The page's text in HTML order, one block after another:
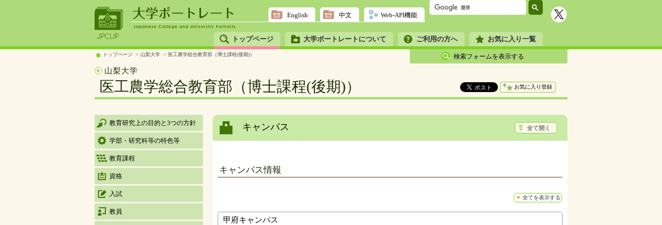
English 中文 Web-API機能
トップページ 大学ポートレートについて ご利用の方へ お気に入り一覧
トップページ 山梨大学 医工農学総合教育部（博士課程(後期)） 検索フォームを表示する
山梨大学
医工農学総合教育部（博士課程(後期)） お気に入り登録
教育研究上の目的と3つの方針
学部・研究科等の特色等
教育課程
資格
入試
教員
キャンパス 全て開く
キャンパス情報
全てを表示する
甲府キャンパス